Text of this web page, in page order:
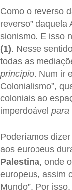
Como o reverso
reverso”
sionismo. E isso
(1). Nesse
todas as
princípio. Num ir
Colonialismo”,
coloniais ao
imperdoável para
Poderíamos
aos europeus
Palestina, onde
europeus, assim
Mundo”. Por